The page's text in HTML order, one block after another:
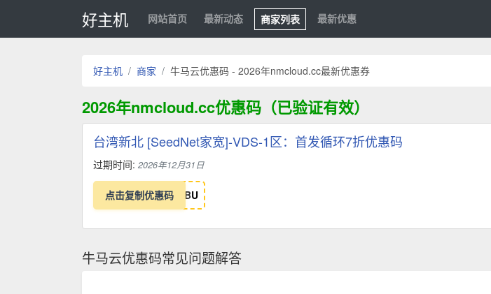
好主机 网站首页 最新动态 商家列表 最新优惠
好主机 商家 牛马云优惠码 - 2026年nmcloud.cc最新优惠券
2026年nmcloud.cc优惠码（已验证有效）
台湾新北 [SeedNet家宽]-VDS-1区：首发循环7折优惠码
过期时间: 2026年12月31日
点击复制优惠码 BU
牛马云优惠码常见问题解答